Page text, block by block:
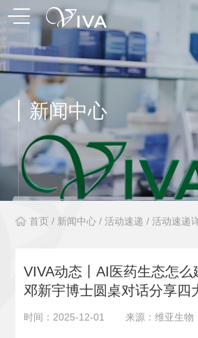
新闻中心
首页 / 新闻中心 /活动速递 /活动速递
VIVA动态丨AI医药生态怎么
邓新宇博士圆桌对话分享四
时间：2025-12-01 来源：维亚生物